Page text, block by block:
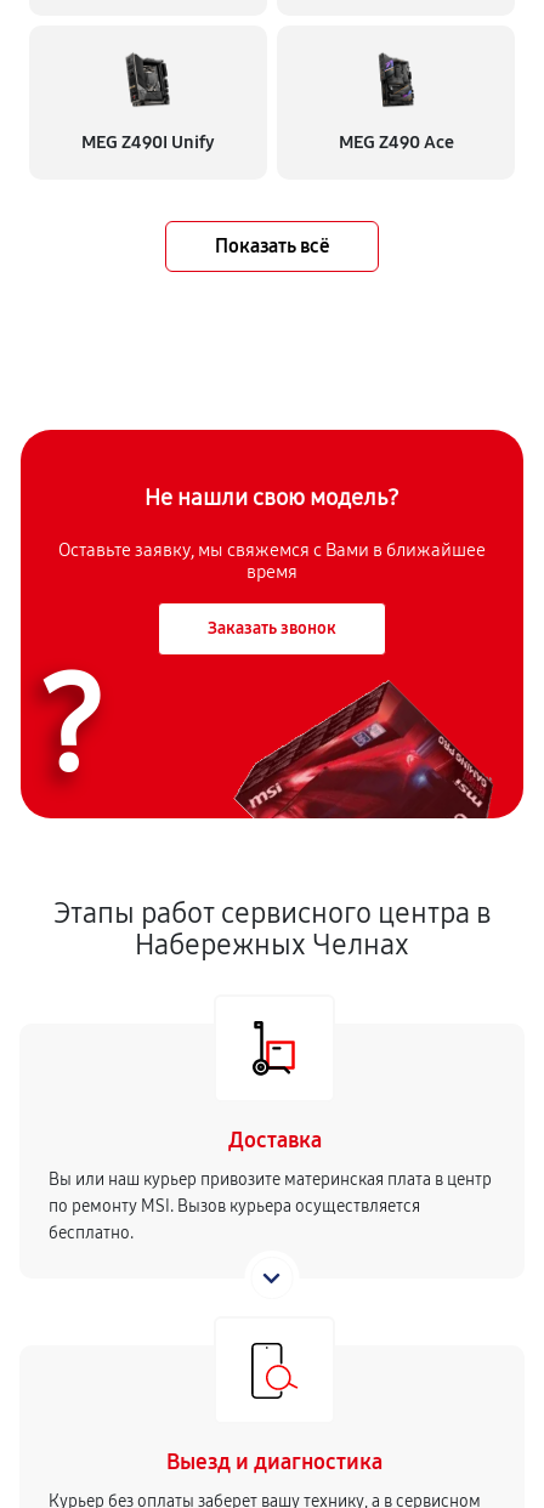
MEG Z490I Unify MEG Z490 Ace
Показать всё
Не нашли свою модель?
Оставьте заявку, мы свяжемся с Вами в ближайшее
время
Заказать звонок
?
Этапы работ сервисного центра в
Набережных Челнах
Доставка
Вы или наш курьер привозите материнская плата в центр
по ремонту MSI. Вызов курьера осуществляется
бесплатно.
Выезд и диагностика
Курьер без оплаты заберет вашу технику, а в сервисном